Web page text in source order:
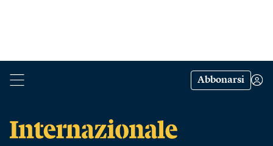
Abbonarsi